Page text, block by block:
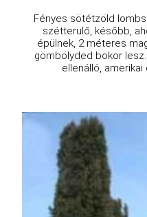
Fényes sötétzöld
szétterülő, később,
épülnek, 2 méteres
gömbölyded bokor
ellenálló,